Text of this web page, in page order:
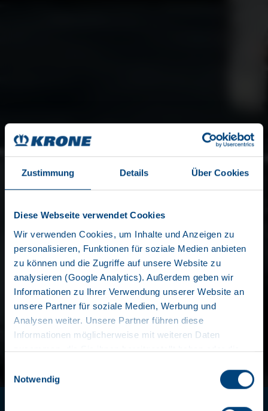
Zustimmung Details Über Cookies
Diese Webseite verwendet Cookies
Wir verwenden Cookies, um Inhalte und Anzeigen zu
personalisieren, Funktionen für soziale Medien anbieten
zu können und die Zugriffe auf unsere Website zu
analysieren (Google Analytics). Außerdem geben wir
Informationen zu Ihrer Verwendung unserer Website an
unsere Partner für soziale Medien, Werbung und
Analysen weiter. Unsere Partner führen diese
Informationen möglicherweise mit weiteren Daten
zusammen, die Sie ihnen bereitgestellt haben oder die
haben. Wir setzen im Rahmen des Trackings auch
abweichenden Datenschutzbestimmungen ein, wodurch
Notwendig
WISSELLAAD-SYSTEMEN
CONSEQUENT GOED
efficiënte en robuuste wisselsystemen. De reden: de
Box Carrier aanhangers zijn extreem robuust, flexibel
en functioneel. Zo is ook bij een hoge wisselfrequentie